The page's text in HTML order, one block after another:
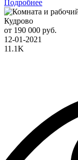
Подробнее
Кудрово
от 190 000 руб.
12-01-2021
11.1K